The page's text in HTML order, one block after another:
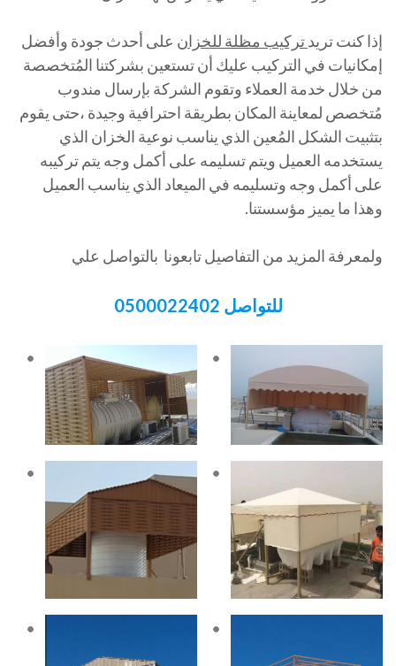
إذا كنت تريدتركيب مظلة للخزان على أحدث جودة وأفضل
إمكانيات في التركيب عليك أن تستعين بشركتنا المُتخصصة
من خلال خدمة العملاء وتقوم الشركة بإرسال مندوب
مُتخصص لمعاينة المكان بطريقة احترافية وجيدة ،حتى يقوم
بتثبيت الشكل المُعين الذي يناسب نوعية الخزان الذي
يستخدمه العميل ويتم تسليمه على أكمل وجه يتم تركيبه
على أكمل وجه وتسليمه في الميعاد الذي يناسب العميل
وهذا ما يميز مؤسستنا.
ولمعرفة المزيد من التفاصيل تابعونا بالتواصل علي
للتواصل 0500022402